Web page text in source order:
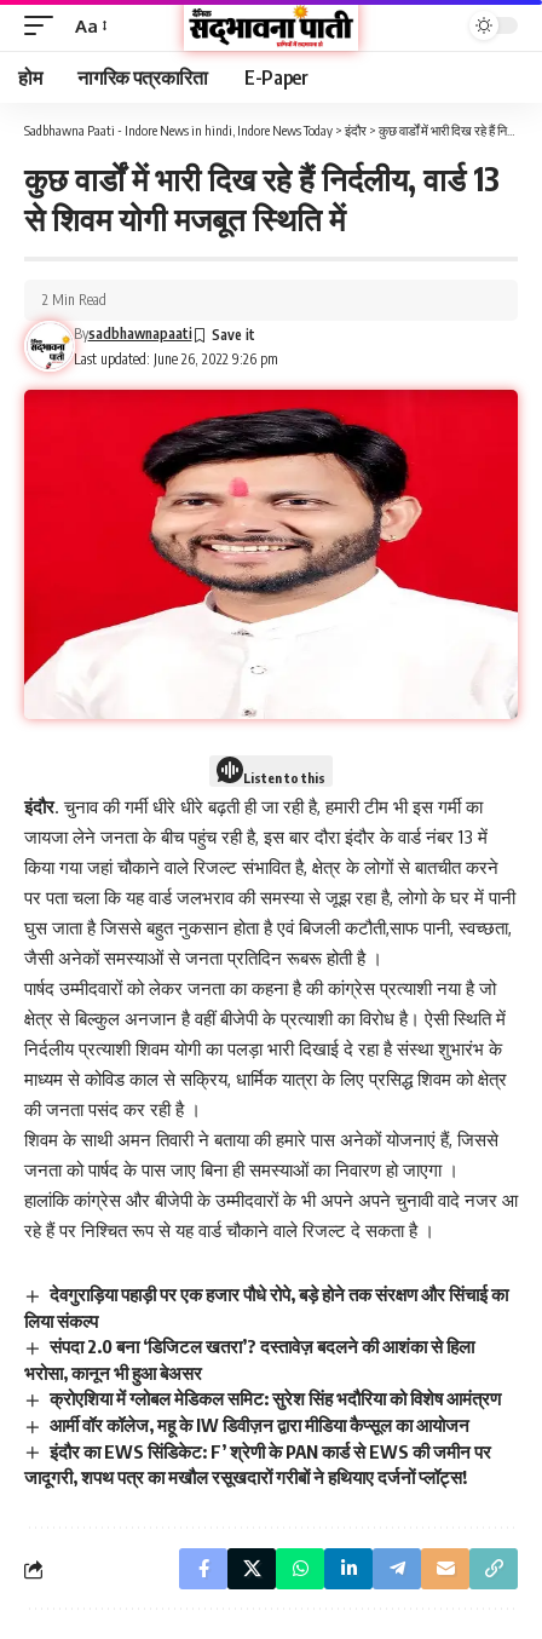
Aa
होम नागरिक पत्रकारिता E-Paper
Sadbhawna Paati - Indore News in hindi, Indore News Today > इंदौर > कुछ वार्डों में भारी दिख रहे हैं निर्दलीय, वार्ड 13 से शिवम योगी मजबूत स्थिति में
कुछ वार्डों में भारी दिख रहे हैं निर्दलीय, वार्ड 13
से शिवम योगी मजबूत स्थिति में
Last updated: June 26, 2022 9:26 pm
Bysadbhawnapaati
2 Min Read
Listen to this
इंदौर. चुनाव की गर्मी धीरे धीरे बढ़ती ही जा रही है, हमारी टीम भी इस गर्मी का
जायजा लेने जनता के बीच पहुंच रही है, इस बार दौरा इंदौर के वार्ड नंबर 13 में
किया गया जहां चौकाने वाले रिजल्ट संभावित है, क्षेत्र के लोगों से बातचीत करने
पर पता चला कि यह वार्ड जलभराव की समस्या से जूझ रहा है, लोगो के घर में पानी
घुस जाता है जिससे बहुत नुकसान होता है एवं बिजली कटौती,साफ पानी, स्वच्छता,
जैसी अनेकों समस्याओं से जनता प्रतिदिन रूबरू होती है ।
पार्षद उम्मीदवारों को लेकर जनता का कहना है की कांग्रेस प्रत्याशी नया है जो
क्षेत्र से बिल्कुल अनजान है वहीं बीजेपी के प्रत्याशी का विरोध है। ऐसी स्थिति में
निर्दलीय प्रत्याशी शिवम योगी का पलड़ा भारी दिखाई दे रहा है संस्था शुभारंभ के
माध्यम से कोविड काल से सक्रिय, धार्मिक यात्रा के लिए प्रसिद्ध शिवम को क्षेत्र
की जनता पसंद कर रही है ।
शिवम के साथी अमन तिवारी ने बताया की हमारे पास अनेकों योजनाएं हैं, जिससे
जनता को पार्षद के पास जाए बिना ही समस्याओं का निवारण हो जाएगा ।
हालांकि कांग्रेस और बीजेपी के उम्मीदवारों के भी अपने अपने चुनावी वादे नजर आ
रहे हैं पर निश्चित रूप से यह वार्ड चौकाने वाले रिजल्ट दे सकता है ।
देवगुराड़िया पहाड़ी पर एक हजार पौधे रोपे, बड़े होने तक संरक्षण और सिंचाई का
लिया संकल्प
संपदा 2.0 बना ‘डिजिटल खतरा’? दस्तावेज़ बदलने की आशंका से हिला
भरोसा, कानून भी हुआ बेअसर
क्रोएशिया में ग्लोबल मेडिकल समिट: सुरेश सिंह भदौरिया को विशेष आमंत्रण
आर्मी वॉर कॉलेज, महू के IW डिवीज़न द्वारा मीडिया कैप्सूल का आयोजन
इंदौर का EWS सिंडिकेट: F’ श्रेणी के PAN कार्ड से EWS की जमीन पर
जादूगरी, शपथ पत्र का मखौल रसूखदारों गरीबों ने हथियाए दर्जनों प्लॉट्स!